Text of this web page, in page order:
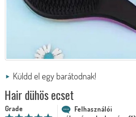
Küldd el egy barátodnak!
Hair dühös ecset
Grade
Felhasználói